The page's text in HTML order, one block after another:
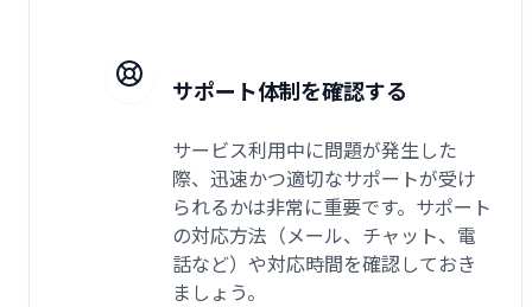
サポート体制を確認する
サービス利用中に問題が発生した
際、迅速かつ適切なサポートが受け
られるかは非常に重要です。サポート
の対応方法（メール、チャット、電
話など）や対応時間を確認しておき
ましょう。